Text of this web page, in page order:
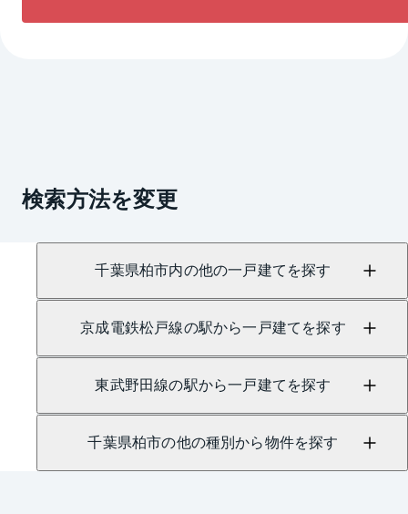
検索方法を変更
千葉県柏市内の他の一戸建てを探す
京成電鉄松戸線の駅から一戸建てを探す
東武野田線の駅から一戸建てを探す
千葉県柏市の他の種別から物件を探す